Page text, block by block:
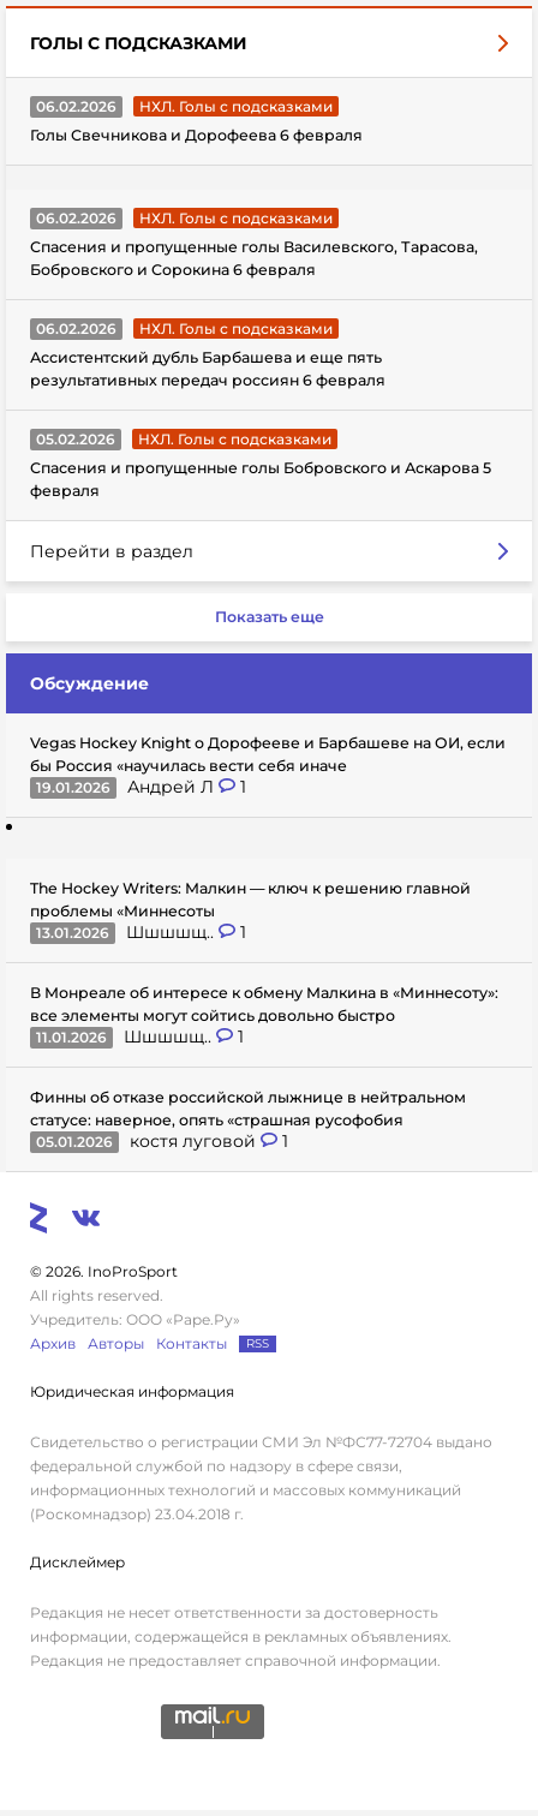
ГОЛЫ С ПОДСКАЗКАМИ
06.02.2026
НХЛ. Голы с подсказками
Голы Свечникова и Дорофеева 6 февраля
06.02.2026
НХЛ. Голы с подсказками
Спасения и пропущенные голы Василевского, Тарасова,
Бобровского и Сорокина 6 февраля
06.02.2026
НХЛ. Голы с подсказками
Ассистентский дубль Барбашева и еще пять
результативных передач россиян 6 февраля
05.02.2026
НХЛ. Голы с подсказками
Спасения и пропущенные голы Бобровского и Аскарова 5
февраля
Перейти в раздел
Показать еще
Обсуждение
Vegas Hockey Knight о Дорофееве и Барбашеве на ОИ, если
бы Россия «научилась вести себя иначе
19.01.2026
Андрей Л 1
The Hockey Writers: Малкин — ключ к решению главной
проблемы «Миннесоты
13.01.2026
Шшшшщ.. 1
В Монреале об интересе к обмену Малкина в «Миннесоту»:
все элементы могут сойтись довольно быстро
11.01.2026
Шшшшщ.. 1
Финны об отказе российской лыжнице в нейтральном
статусе: наверное, опять «страшная русофобия
05.01.2026
костя луговой 1
© 2026. InoProSport
All rights reserved.
Учредитель: ООО «Раре.Ру»
Архив
Авторы Контакты RSS
Юридическая информация
Свидетельство о регистрации СМИ Эл №ФС77-72704 выдано
федеральной службой по надзору в сфере связи,
информационных технологий и массовых коммуникаций
(Роскомнадзор) 23.04.2018 г.
Дисклеймер
Редакция не несет ответственности за достоверность
информации, содержащейся в рекламных объявлениях.
Редакция не предоставляет справочной информации.